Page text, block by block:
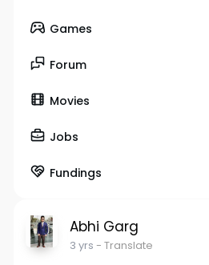
Games
Forum
Movies
Jobs
Fundings
Abhi Garg
3 yrs - Translate